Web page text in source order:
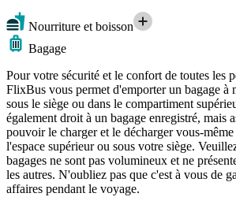
Nourriture et boisson
Bagage
Pour votre sécurité et le confort de toutes les
FlixBus vous permet d'emporter un bagage à
sous le siège ou dans le compartiment
également droit à un bagage enregistré, mais
pouvoir le charger et le décharger vous-
l'espace supérieur ou sous votre siège.
bagages ne sont pas volumineux et ne
les autres. N'oubliez pas que c'est à vous de
affaires pendant le voyage.